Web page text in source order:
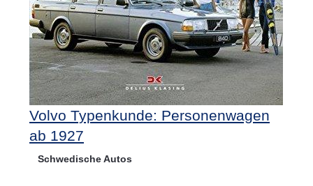
Volvo Typenkunde: Personenwagen
ab 1927
Schwedische Autos